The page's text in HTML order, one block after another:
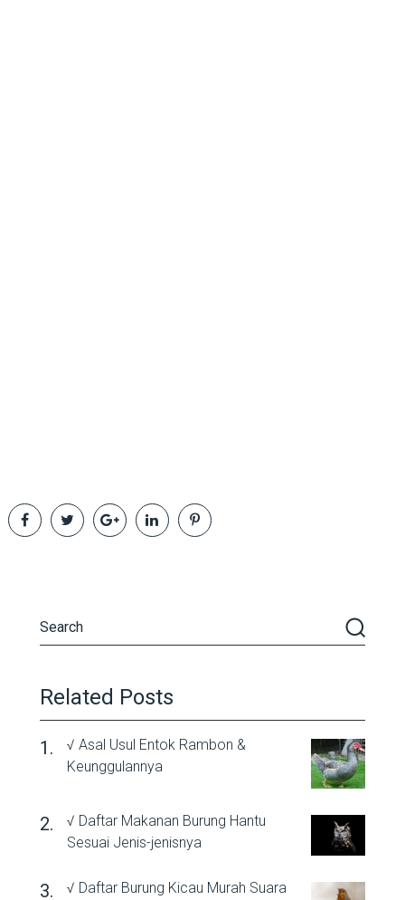
Related Posts
√ Asal Usul Entok Rambon &
Keunggulannya
√ Daftar Makanan Burung Hantu
Sesuai Jenis-jenisnya
√ Daftar Burung Kicau Murah Suara